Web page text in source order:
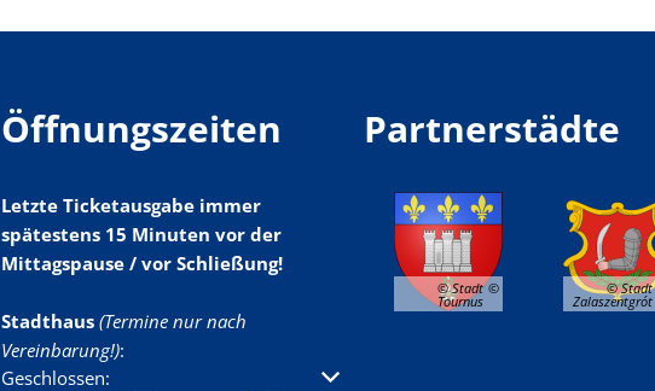
Öffnungszeiten
Letzte Ticketausgabe immer
spätestens 15 Minuten vor der
Mittagspause / vor Schließung!
Stadthaus (Termine nur nach
Vereinbarung!):
Klicken, um weitere Öffnungs- oder Schließzeiten auszublenden
Geschlossen:
Partnerstädte
© Stadt
Tournus
© Stadt
Zalaszentgrót